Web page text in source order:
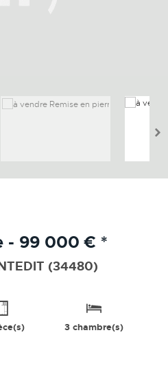
- 99 000 € *
(34480)
3 chambre(s)